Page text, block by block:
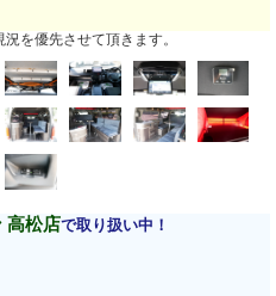
高松店で取り扱い中！
を優先させて頂きます。